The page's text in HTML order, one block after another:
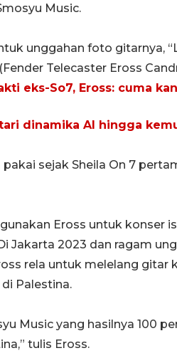
Music.
unggahan foto gitarnya,
Telecaster Eross
eks-So7, Eross: cuma
dinamika AI hingga
pakai sejak Sheila On 7
Eross untuk konser
Jakarta 2023 dan ragam
rela untuk melelang gitar
Palestina.
Music yang hasilnya 100
tulis Eross.